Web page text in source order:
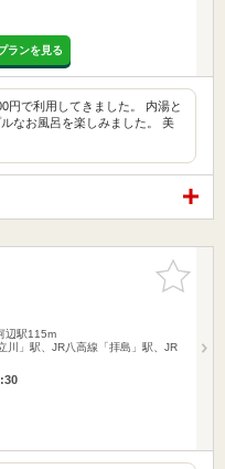
ランを見る
円で利用してきました。 内湯と
なお風呂を楽しみました。 美
お気に入
りに追加
辺駅115m
川」駅、JR八高線「拝島」駅、JR